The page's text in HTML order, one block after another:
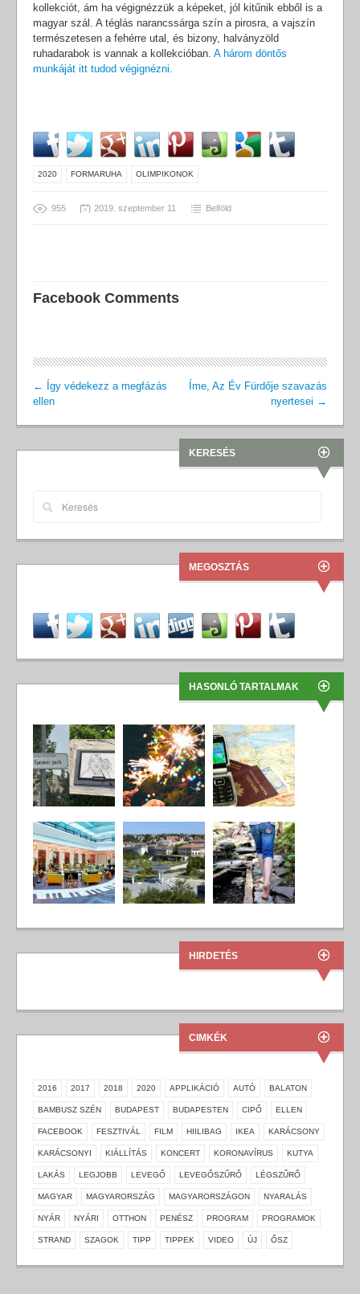
kollekciót, ám ha végignézzük a képeket, jól kitűnik ebből is a
magyar szál. A téglás narancssárga szín a pirosra, a vajszín
természetesen a fehérre utal, és bizony, halványzöld
ruhadarabok is vannak a kollekcióban. A három döntős
munkáját itt tudod végignézni.
2020 FORMARUHA OLIMPIKONOK
955 2019. szeptember 11 Belföld
Facebook Comments
← Így védekezz a megfázás
ellen
Íme, Az Év Fürdője szavazás
nyertesei →
KERESÉS
MEGOSZTÁS
HASONLÓ TARTALMAK
HIRDETÉS
CIMKÉK
2016 2017 2018 2020 APPLIKÁCIÓ AUTÓ BALATON
BAMBUSZ SZÉN BUDAPEST BUDAPESTEN CIPŐ ELLEN
FACEBOOK FESZTIVÁL FILM HIILIBAG IKEA KARÁCSONY
KARÁCSONYI KIÁLLÍTÁS KONCERT KORONAVÍRUS KUTYA
LAKÁS LEGJOBB LEVEGŐ LEVEGŐSZŰRŐ LÉGSZŰRŐ
MAGYAR MAGYARORSZÁG MAGYARORSZÁGON NYARALÁS
NYÁR NYÁRI OTTHON PENÉSZ PROGRAM PROGRAMOK
STRAND SZAGOK TIPP TIPPEK VIDEO ÚJ ŐSZ